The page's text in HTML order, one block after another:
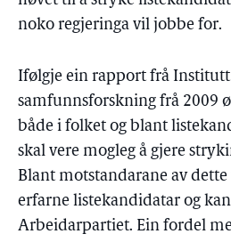
noko regjeringa vil jobbe for.
Ifølgje ein rapport frå
samfunnsforskning frå 2009
både i folket og blant
skal vere mogleg å gjere
Blant motstandarane av
erfarne listekandidatar og
Arbeidarpartiet. Ein fordel